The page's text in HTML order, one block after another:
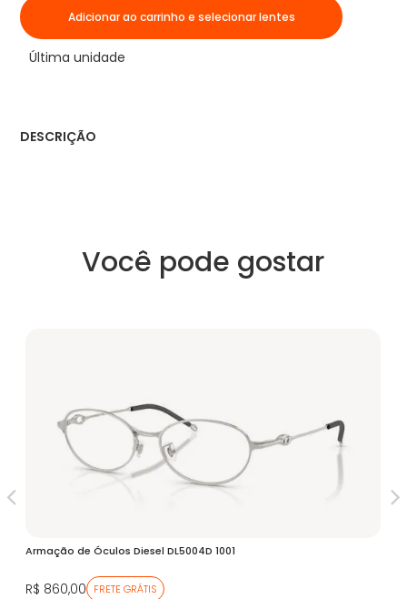
Adicionar ao carrinho e selecionar lentes
Última unidade
DESCRIÇÃO
Você pode gostar
Armação de Óculos Diesel DL5004D 1001
R$ 860,00 FRETE GRÁTIS